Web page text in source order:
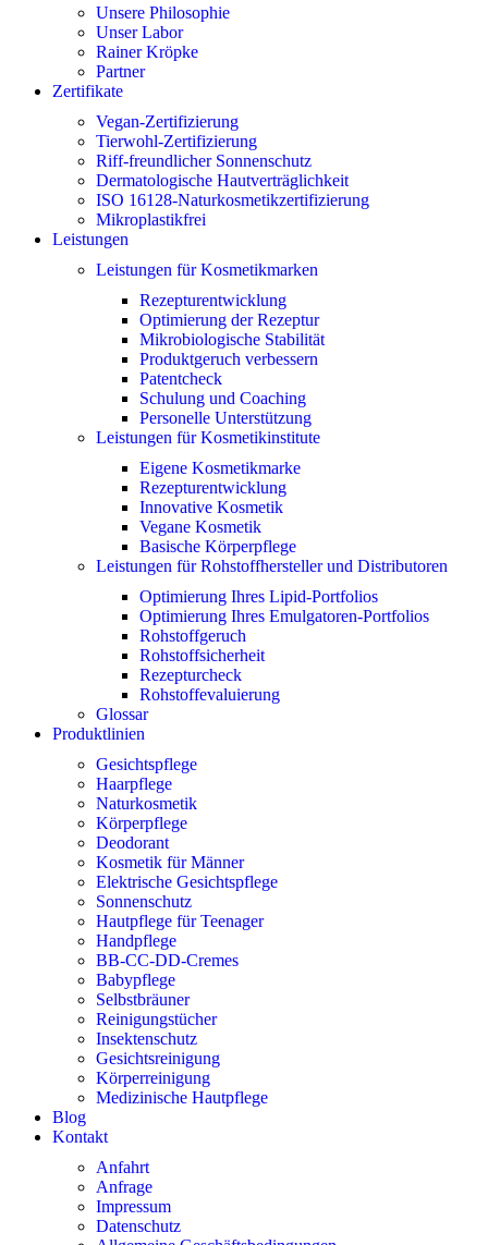
Unsere Philosophie
Unser Labor
Rainer Kröpke
Partner
Zertifikate
Vegan-Zertifizierung
Tierwohl-Zertifizierung
Riff-freundlicher Sonnenschutz
Dermatologische Hautverträglichkeit
ISO 16128-Naturkosmetikzertifizierung
Mikroplastikfrei
Leistungen
Leistungen für Kosmetikmarken
Rezepturentwicklung
Optimierung der Rezeptur
Mikrobiologische Stabilität
Produktgeruch verbessern
Patentcheck
Schulung und Coaching
Personelle Unterstützung
Leistungen für Kosmetikinstitute
Eigene Kosmetikmarke
Rezepturentwicklung
Innovative Kosmetik
Vegane Kosmetik
Basische Körperpflege
Leistungen für Rohstoffhersteller und Distributoren
Optimierung Ihres Lipid-Portfolios
Optimierung Ihres Emulgatoren-Portfolios
Rohstoffgeruch
Rohstoffsicherheit
Rezepturcheck
Rohstoffevaluierung
Glossar
Produktlinien
Gesichtspflege
Haarpflege
Naturkosmetik
Körperpflege
Deodorant
Kosmetik für Männer
Elektrische Gesichtspflege
Sonnenschutz
Hautpflege für Teenager
Handpflege
BB-CC-DD-Cremes
Babypflege
Selbstbräuner
Reinigungstücher
Insektenschutz
Gesichtsreinigung
Körperreinigung
Medizinische Hautpflege
Blog
Kontakt
Anfahrt
Anfrage
Impressum
Datenschutz